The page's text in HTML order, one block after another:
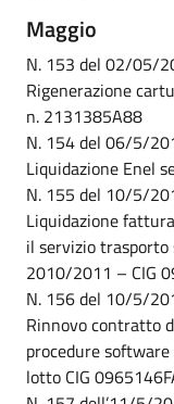
Maggio
N. 153 del 02/05/
Rigenerazione
n. 2131385A88
N. 154 del 06/5/
Liquidazione Enel
N. 155 del 10/5/
Liquidazione
il servizio
2010/2011 – CIG
N. 156 del 10/5/
Rinnovo contratto
procedure
lotto CIG